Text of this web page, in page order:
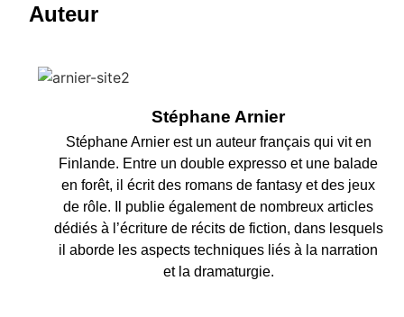
Auteur
Stéphane Arnier
Stéphane Arnier est un auteur français qui vit en
Finlande. Entre un double expresso et une balade
en forêt, il écrit des romans de fantasy et des jeux
de rôle. Il publie également de nombreux articles
dédiés à l’écriture de récits de fiction, dans lesquels
il aborde les aspects techniques liés à la narration
et la dramaturgie.